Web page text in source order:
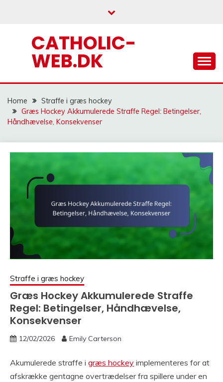
CATHOLIC-
WEB.DK
Home
Straffe i græs hockey
Græs Hockey Akkumulerede Straffe Regel: Betingelser,
Håndhævelse, Konsekvenser
Straffe i græs hockey
Græs Hockey Akkumulerede Straffe
Regel: Betingelser, Håndhævelse,
Konsekvenser
12/02/2026 Emily Carterson
Akumulerede straffe i græs hockey implementeres for at
afskrække gentagne overtrædelser fra spillere under en